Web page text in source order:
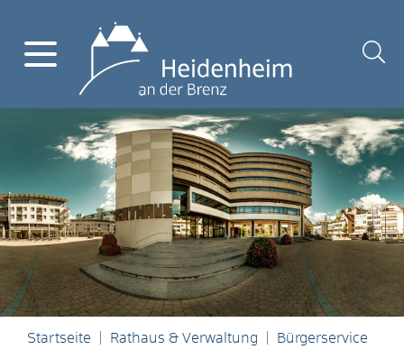
Startseite Rathaus & Verwaltung
Bürgerservice